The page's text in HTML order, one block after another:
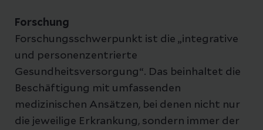
Forschung
Forschungsschwerpunkt ist die „integrative
und personenzentrierte
Gesundheitsversorgung“. Das beinhaltet die
Beschäftigung mit umfassenden
medizinischen Ansätzen, bei denen nicht nur
die jeweilige Erkrankung, sondern immer der